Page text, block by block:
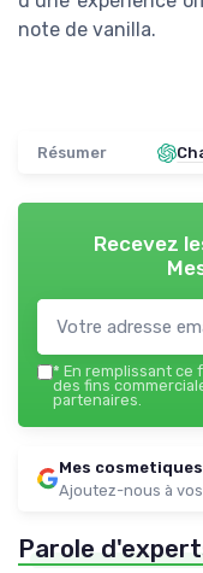
note de vanilla.
Résumer
Recevez
* En remplissant ce
des fins
partenaires.
Mes
Ajoutez-nous à
Parole